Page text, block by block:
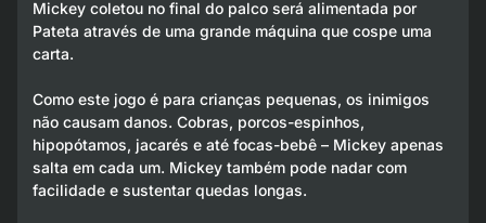
Mickey coletou no final do palco será alimentada por
Pateta através de uma grande máquina que cospe uma
carta.
Como este jogo é para crianças pequenas, os inimigos
não causam danos. Cobras, porcos-espinhos,
hipopótamos, jacarés e até focas-bebê – Mickey apenas
salta em cada um. Mickey também pode nadar com
facilidade e sustentar quedas longas.